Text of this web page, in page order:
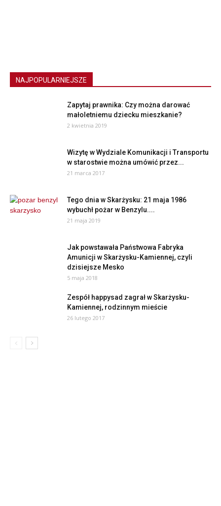
NAJPOPULARNIEJSZE
Zapytaj prawnika: Czy można darować
małoletniemu dziecku mieszkanie?
2 kwietnia 2019
Wizytę w Wydziale Komunikacji i Transportu
w starostwie można umówić przez...
21 marca 2017
Tego dnia w Skarżysku: 21 maja 1986
wybuchł pożar w Benzylu....
21 maja 2019
Jak powstawała Państwowa Fabryka
Amunicji w Skarżysku-Kamiennej, czyli
dzisiejsze Mesko
5 maja 2018
Zespół happysad zagrał w Skarżysku-
Kamiennej, rodzinnym mieście
26 lutego 2017